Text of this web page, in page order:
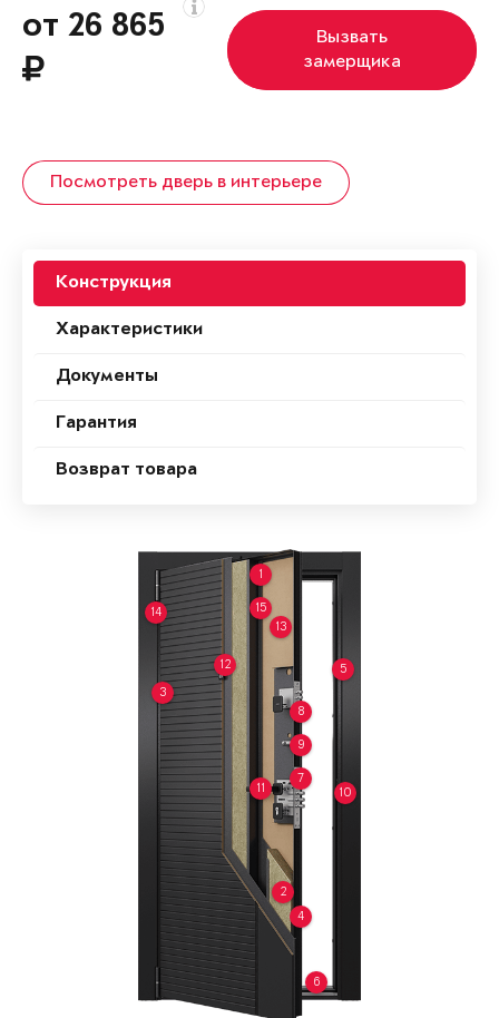
от 26 865
Вызвать
замерщика
Посмотреть дверь в интерьере
Конструкция
Характеристики
Документы
Гарантия
Возврат товара
1
2
3
4
5
6
7
8
9
10
11
12
13
14 15